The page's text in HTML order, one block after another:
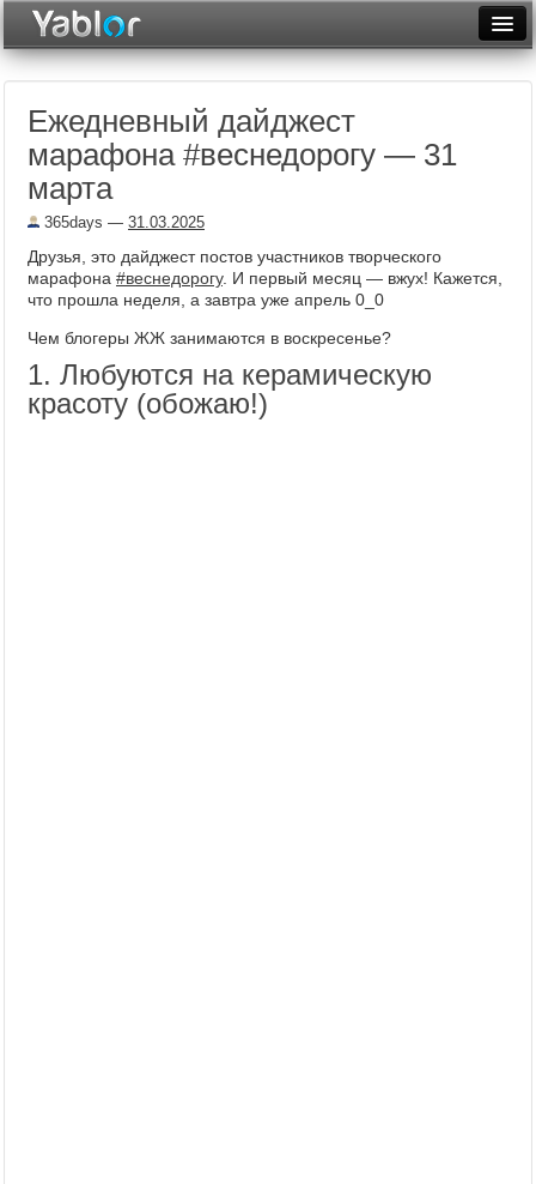
Неделя
Месяц
Архив
Фототоп
Ежедневный дайджест
марафона #веснедорогу — 31
марта
365days — 31.03.2025
Друзья, это дайджест постов участников творческого
марафона #веснедорогу. И первый месяц — вжух! Кажется,
что прошла неделя, а завтра уже апрель 0_0
Чем блогеры ЖЖ занимаются в воскресенье?
1. Любуются на керамическую
красоту (обожаю!)